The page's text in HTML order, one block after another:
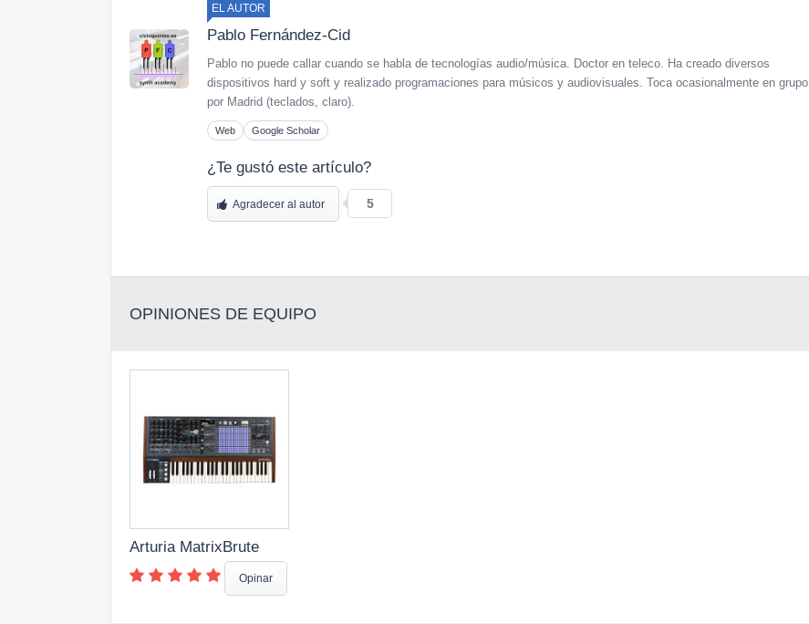
EL AUTOR
Pablo Fernández-Cid
Pablo no puede callar cuando se habla de tecnologías audio/música. Doctor en teleco. Ha creado diversos
dispositivos hard y soft y realizado programaciones para músicos y audiovisuales. Toca ocasionalmente en grupo
por Madrid (teclados, claro).
Web Google Scholar
¿Te gustó este artículo?
Agradecer al autor 5
OPINIONES DE EQUIPO
Arturia MatrixBrute
Opinar